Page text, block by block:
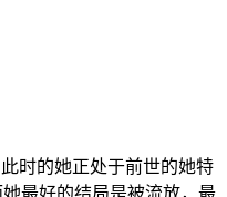
时的她正处于前世的她特
最好的结局是被流放，最